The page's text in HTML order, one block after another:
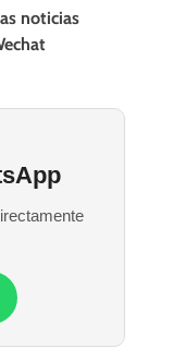
noticias